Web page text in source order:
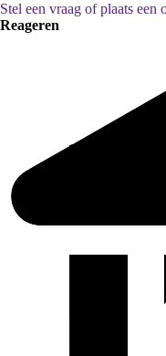
Stel een vraag of plaats
Reageren